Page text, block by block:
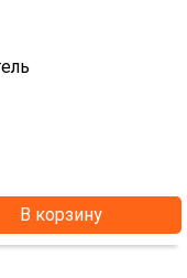
В корзину